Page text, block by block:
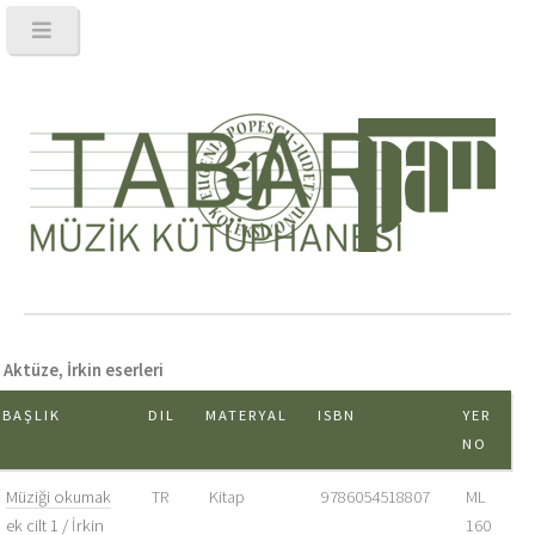
Aktüze, İrkin eserleri
BAŞLIK DIL MATERYAL ISBN
YER
NO
Müziği okumak
ek cilt 1 / İrkin
TR Kitap 9786054518807
ML
160